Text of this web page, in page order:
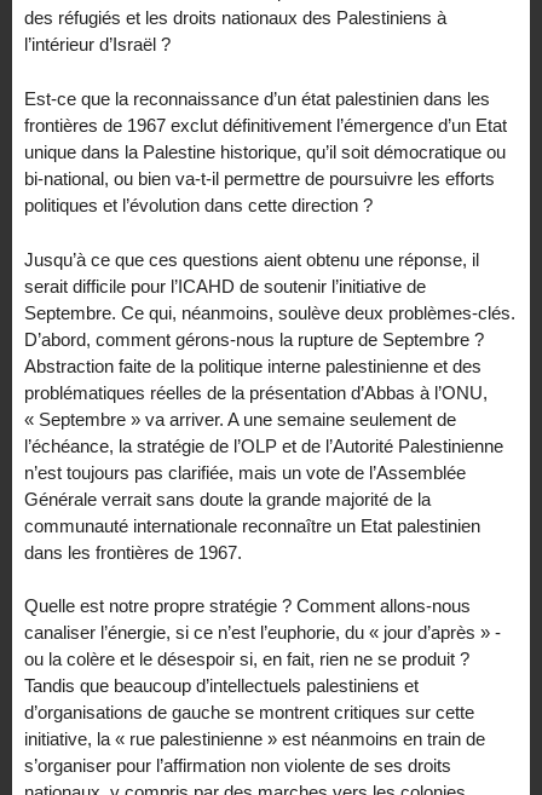
des réfugiés et les droits nationaux des Palestiniens à
l’intérieur d’Israël ?
Est-ce que la reconnaissance d’un état palestinien dans les
frontières de 1967 exclut définitivement l’émergence d’un Etat
unique dans la Palestine historique, qu’il soit démocratique ou
bi-national, ou bien va-t-il permettre de poursuivre les efforts
politiques et l’évolution dans cette direction ?
Jusqu’à ce que ces questions aient obtenu une réponse, il
serait difficile pour l’ICAHD de soutenir l’initiative de
Septembre. Ce qui, néanmoins, soulève deux problèmes-clés.
D’abord, comment gérons-nous la rupture de Septembre ?
Abstraction faite de la politique interne palestinienne et des
problématiques réelles de la présentation d’Abbas à l’ONU,
« Septembre » va arriver. A une semaine seulement de
l’échéance, la stratégie de l’OLP et de l’Autorité Palestinienne
n’est toujours pas clarifiée, mais un vote de l’Assemblée
Générale verrait sans doute la grande majorité de la
communauté internationale reconnaître un Etat palestinien
dans les frontières de 1967.
Quelle est notre propre stratégie ? Comment allons-nous
canaliser l’énergie, si ce n’est l’euphorie, du « jour d’après » -
ou la colère et le désespoir si, en fait, rien ne se produit ?
Tandis que beaucoup d’intellectuels palestiniens et
d’organisations de gauche se montrent critiques sur cette
initiative, la « rue palestinienne » est néanmoins en train de
s’organiser pour l’affirmation non violente de ses droits